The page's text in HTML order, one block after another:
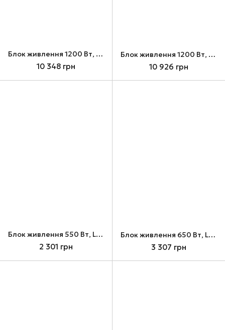
Блок живлення 1200 Вт, Lian Li RS1200G + RS Hub, Black (G9P.RS1200G.BH00.EU)
10 348 грн
Блок живлення 1200 Вт, Lian Li RS1200G + RS Hub, White (G9P.RS1200G.WH00.EU)
10 926 грн
Блок живлення 550 Вт, Lian Li RB 550B, Black (G9P.RB0550B.B000.EU)
2 301 грн
Блок живлення 650 Вт, Lian Li RB 650B, Black (G9P.RB0650B.B000.EU)
3 307 грн